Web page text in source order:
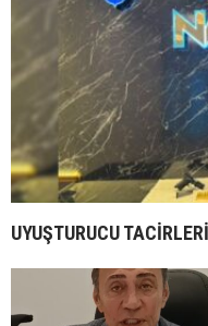
UYUŞTURUCU